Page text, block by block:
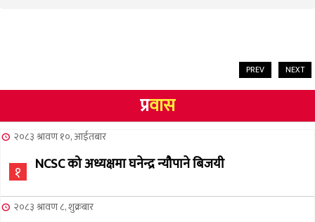
PREV NEXT
प्रवास
२०८३ श्रावण १०, आईतबार
१ NCSC को अध्यक्षमा घनेन्द्र न्यौपाने बिजयी
२०८३ श्रावण ८, शुक्रबार